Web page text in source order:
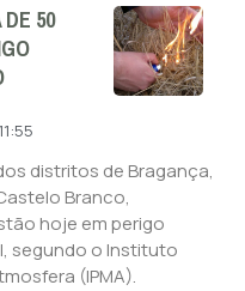
50
11:55
distritos de Bragança,
Branco,
hoje em perigo
segundo o Instituto
(IPMA).